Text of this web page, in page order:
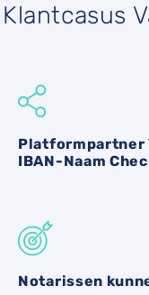
Klantcasus
Platformpartner
IBAN-Naam
Notarissen